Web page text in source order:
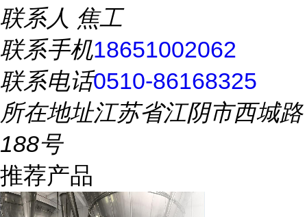
联系人 焦工
联系手机18651002062
联系电话0510-86168325
所在地址江苏省江阴市西城路
188号
推荐产品